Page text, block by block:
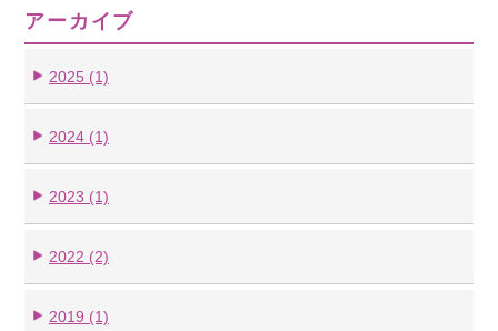
アーカイブ
2025 (1)
2024 (1)
2023 (1)
2022 (2)
2019 (1)